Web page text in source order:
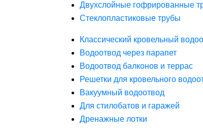
Двухслойные гофрированные
Стеклопластиковые трубы
Классический кровельный
Водоотвод через парапет
Водоотвод балконов и террас
Решетки для кровельного
Вакуумный водоотвод
Для стилобатов и гаражей
Дренажные лотки